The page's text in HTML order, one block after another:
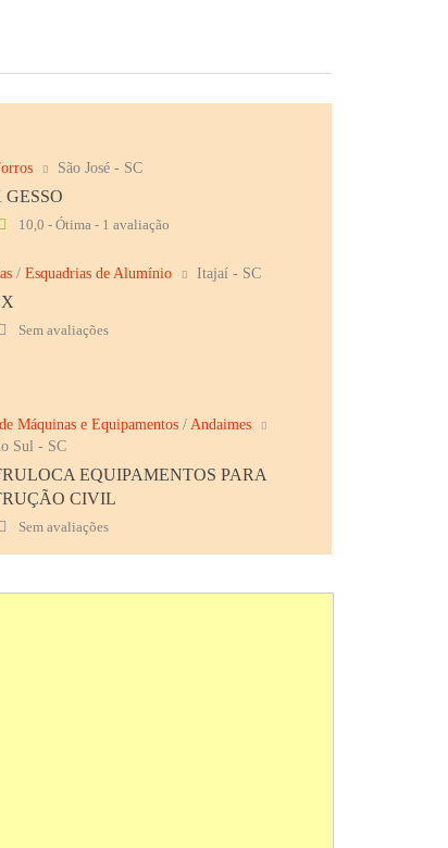
São José - SC
GESSO
10,0 - Ótima - 1 avaliação
/Esquadrias de Alumínio Itajaí - SC
Sem avaliações
Máquinas e Equipamentos /Andaimes
Sul - SC
EQUIPAMENTOS PARA
CIVIL
Sem avaliações